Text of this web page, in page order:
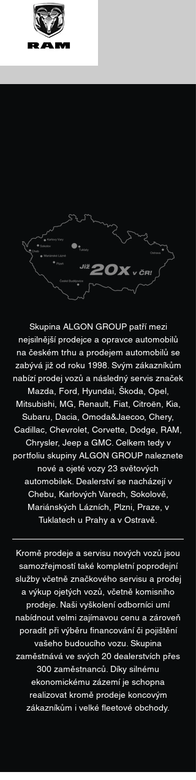
Skupina ALGON GROUP patří mezi
nejsilnější prodejce a opravce automobilů
na českém trhu a prodejem automobilů se
zabývá již od roku 1998. Svým zákazníkům
nabízí prodej vozů a následný servis značek
Mazda, Ford, Hyundai, Škoda, Opel,
Mitsubishi, MG, Renault, Fiat, Citroën, Kia,
Subaru, Dacia, Omoda&Jaecoo, Chery,
Cadillac, Chevrolet, Corvette, Dodge, RAM,
Chrysler, Jeep a GMC. Celkem tedy v
portfoliu skupiny ALGON GROUP naleznete
nové a ojeté vozy 23 světových
automobilek. Dealerství se nacházejí v
Chebu, Karlových Varech, Sokolově,
Mariánských Lázních, Plzni, Praze, v
Tuklatech u Prahy a v Ostravě.
Kromě prodeje a servisu nových vozů jsou
samozřejmostí také kompletní poprodejní
služby včetně značkového servisu a prodej
a výkup ojetých vozů, včetně komisního
prodeje. Naši vyškolení odborníci umí
nabídnout velmi zajímavou cenu a zároveň
poradit při výběru financování či pojištění
vašeho budoucího vozu. Skupina
zaměstnává ve svých 20 dealerstvích přes
300 zaměstnanců. Díky silnému
ekonomickému zázemí je schopna
realizovat kromě prodeje koncovým
zákazníkům i velké fleetové obchody.